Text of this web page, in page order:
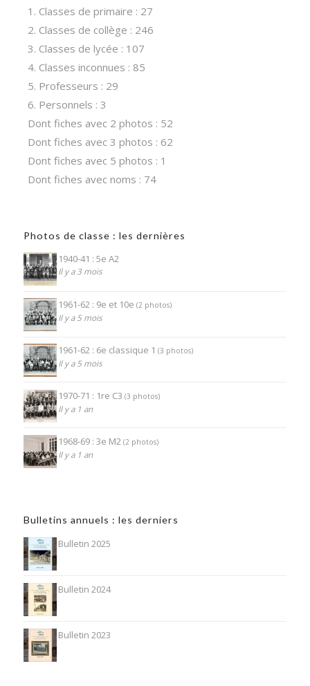
1. Classes de primaire : 27
2. Classes de collège : 246
3. Classes de lycée : 107
4. Classes inconnues : 85
5. Professeurs : 29
6. Personnels : 3
Dont fiches avec 2 photos : 52
Dont fiches avec 3 photos : 62
Dont fiches avec 5 photos : 1
Dont fiches avec noms : 74
Photos de classe : les dernières
1940-41 : 5e A2
Il y a 3 mois
1961-62 : 9e et 10e (2 photos)
Il y a 5 mois
1961-62 : 6e classique 1 (3 photos)
Il y a 5 mois
1970-71 : 1re C3 (3 photos)
Il y a 1 an
1968-69 : 3e M2 (2 photos)
Il y a 1 an
Bulletins annuels : les derniers
Bulletin 2025
Bulletin 2024
Bulletin 2023